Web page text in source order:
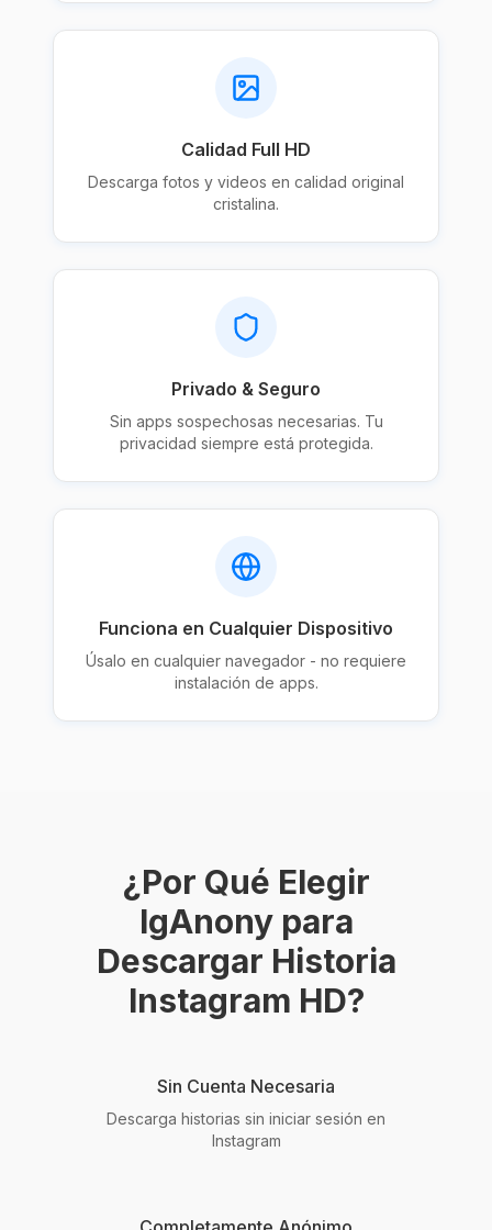
Calidad Full HD
Descarga fotos y videos en calidad original
cristalina.
Privado & Seguro
Sin apps sospechosas necesarias. Tu
privacidad siempre está protegida.
Funciona en Cualquier Dispositivo
Úsalo en cualquier navegador - no requiere
instalación de apps.
¿Por Qué Elegir
IgAnony para
Descargar Historia
Instagram HD?
Sin Cuenta Necesaria
Descarga historias sin iniciar sesión en
Instagram